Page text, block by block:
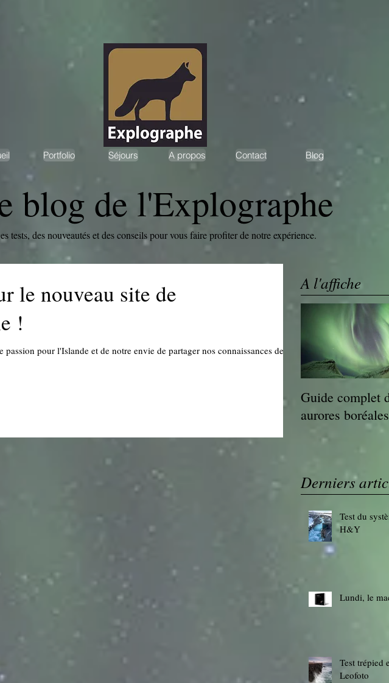
Portfolio Séjours A propos Contact Blog
blog de l'Explographe
tests, des nouveautés et des conseils pour vous faire profiter de notre expérience.
le nouveau site de
!
pour l'Islande et de notre envie de partager nos connaissances de
A l'affiche
Guide complet
aurores boréales
Derniers
Test du
H&Y
Lundi, le
Test trépied
Leofoto